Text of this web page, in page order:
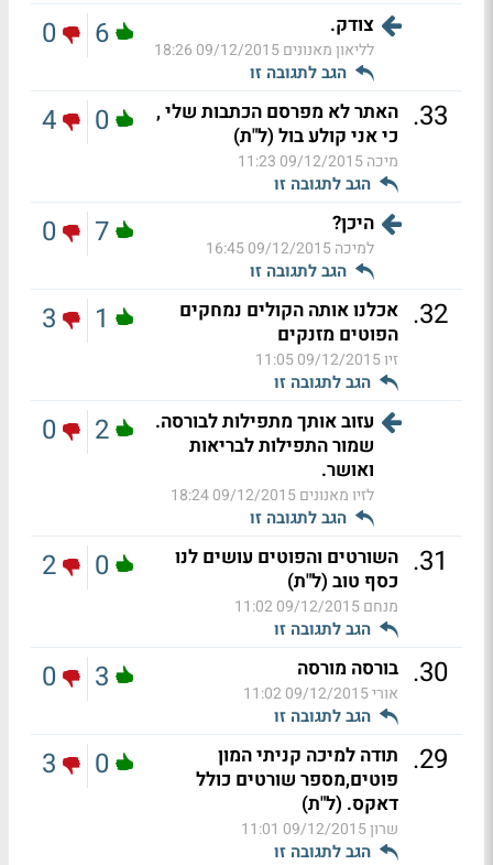
צודק.
לליאון מאנונים09/12/2015 18:26
הגב לתגובה זו
6
0
33
. האתר לא מפרסם הכתבות שלי ,
כי אני קולע בול (ל"ת)
מיכה09/12/2015 11:23
הגב לתגובה זו
0
4
היכן?
למיכה09/12/2015 16:45
הגב לתגובה זו
7
0
32
. אכלנו אותה הקולים נמחקים
הפוטים מזנקים
זיו09/12/2015 11:05
הגב לתגובה זו
1
3
עזוב אותך מתפילות לבורסה.
שמור התפילות לבריאות
ואושר.
לזיו מאנונים09/12/2015 18:24
הגב לתגובה זו
2
0
31
. השורטים והפוטים עושים לנו
כסף טוב (ל"ת)
מנחם09/12/2015 11:02
הגב לתגובה זו
0
2
30
. בורסה מורסה
אורי09/12/2015 11:02
הגב לתגובה זו
3
0
29
. תודה למיכה קניתי המון
פוטים,מספר שורטים כולל
דאקס. (ל"ת)
שרון09/12/2015 11:01
הגב לתגובה זו
0
3